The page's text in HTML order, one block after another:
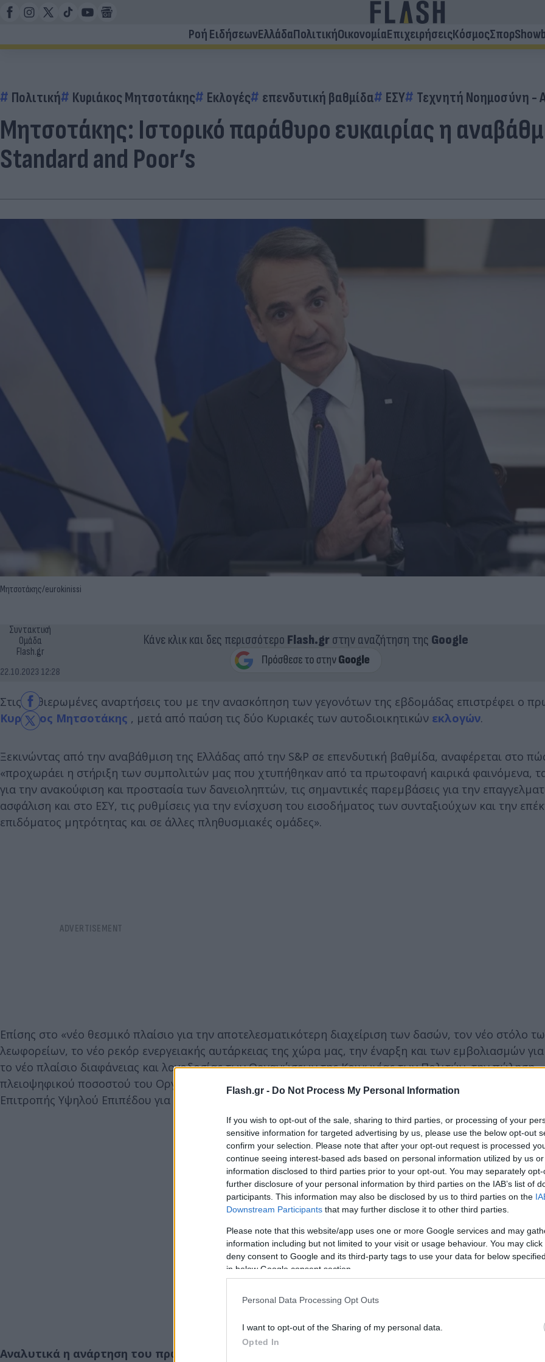
Flash.gr - Do Not Process My Personal Information
If you wish to opt-out of the sale, sharing to third parties, or processing of your
sensitive information for targeted advertising by us, please use the below opt-out
confirm your selection. Please note that after your opt-out request is processed
continue seeing interest-based ads based on personal information utilized by us
information disclosed to third parties prior to your opt-out. You may separately
further disclosure of your personal information by third parties on the IAB’s list of
participants. This information may also be disclosed by us to third parties on the
Downstream Participants that may further disclose it to other third parties.
Please note that this website/app uses one or more Google services and may
information including but not limited to your visit or usage behaviour. You may
deny consent to Google and its third-party tags to use your data for below
in below Google consent section.
Personal Data Processing Opt Outs
I want to opt-out of the Sharing of my personal data.
Opted In
Ροή ΕιδήσεωνΕλλάδαΠολιτικήΟικονομίαΕπιχειρήσειςΚόσμοςΣπορ
Πολιτική Κυριάκος Μητσοτάκης Εκλογές επενδυτική βαθμίδα ΕΣΥ Τεχνητή Νοημοσύνη -
Μητσοτάκης: Ιστορικό παράθυρο ευκαιρίας η
Standard and Poor’s
Μητσοτάκης/eurokinissi
Συντακτική
Ομάδα
Flash.gr
22.10.2023 12:28
Κάνε κλικ και δες περισσότερο Flash.grστην αναζήτηση της Google
Στις καθιερωμένες αναρτήσεις του με την ανασκόπηση των γεγονότων της εβδομάδας επιστρέφει ο
Κυριάκος Μητσοτάκης , μετά από παύση τις δύο Κυριακές των αυτοδιοικητικών εκλογών.
Ξεκινώντας από την αναβάθμιση της Ελλάδας από την S&P σε επενδυτική βαθμίδα, αναφέρεται στο
«προχωράει η στήριξη των συμπολιτών μας που χτυπήθηκαν από τα πρωτοφανή καιρικά φαινόμενα,
για την ανακούφιση και προστασία των δανειοληπτών, τις σημαντικές παρεμβάσεις για την
ασφάλιση και στο ΕΣΥ, τις ρυθμίσεις για την ενίσχυση του εισοδήματος των συνταξιούχων και την
επιδόματος μητρότητας και σε άλλες πληθυσμιακές ομάδες».
Επίσης στο «νέο θεσμικό πλαίσιο για την αποτελεσματικότερη διαχείριση των δασών, τον νέο στόλο
λεωφορείων, το νέο ρεκόρ ενεργειακής αυτάρκειας της χώρα μας, την έναρξη και των εμβολιασμών
το νέο πλαίσιο διαφάνειας και λογοδοσίας των Οργανώσεων της Κοινωνίας των Πολιτών, την πώληση
πλειοψηφικού ποσοστού του Οργανισμού Λιμένος Ηγουμενίτσας Α.Ε. και τη συγκρότηση
Επιτροπής Υψηλού Επιπέδου για την Τεχνητή Νοημοσύνη».
Αναλυτικά η ανάρτηση του πρωθυπουργού